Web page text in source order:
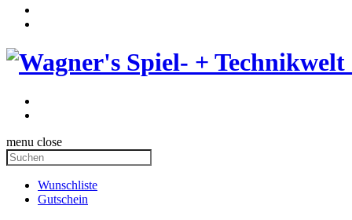
menu close
Wunschliste
Gutschein